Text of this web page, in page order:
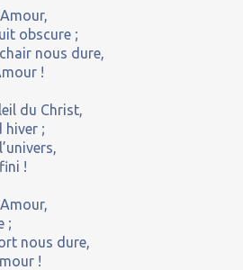
obscure ;
nous dure,
!
du Christ,
hiver ;
!
;
nous dure,
!